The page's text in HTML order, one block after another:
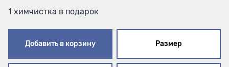
1 химчистка в подарок
Добавить в корзину Размер